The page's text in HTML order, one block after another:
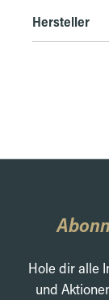
Hersteller
Hole dir alle
und